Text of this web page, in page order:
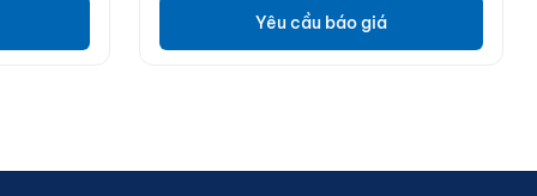
Yêu cầu báo giá